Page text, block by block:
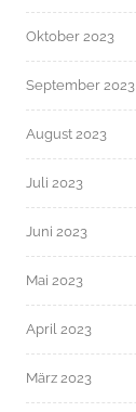
Oktober 2023
September 2023
August 2023
Juli 2023
Juni 2023
Mai 2023
April 2023
März 2023